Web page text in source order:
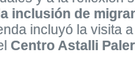
inclusión de
incluyó la visita
Centro Astalli